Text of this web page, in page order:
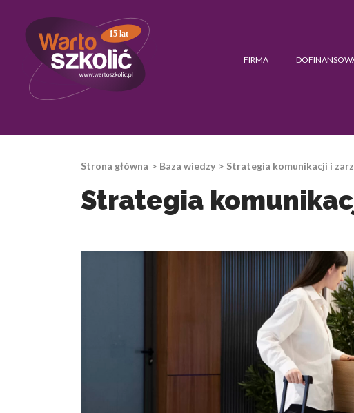
15 lat
FIRMA
Strona główna Baza wiedzy Strategia komunikacji i
Strategia